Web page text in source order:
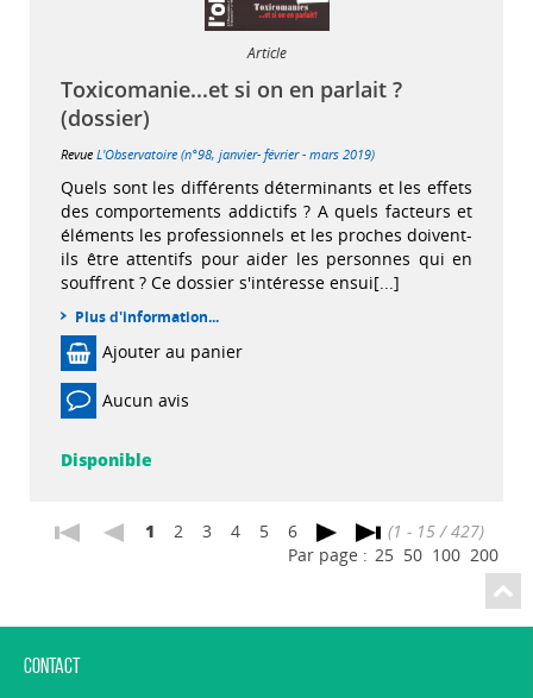
Article
Toxicomanie...et si on en parlait ?
(dossier)
Revue L'Observatoire (n°98, janvier- février - mars 2019)
Quels sont les différents déterminants et les effets
des comportements addictifs ? A quels facteurs et
éléments les professionnels et les proches doivent-
ils être attentifs pour aider les personnes qui en
souffrent ? Ce dossier s'intéresse ensui[...]
Plus d'information...
Ajouter au panier
Aucun avis
Disponible
1 2 3 4 5 6
(1 - 15 / 427)
Par page : 25 50 100 200
Contact